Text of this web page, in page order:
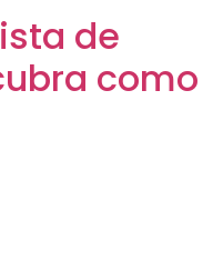
de
como